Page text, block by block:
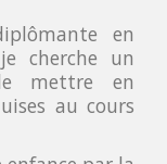
en
cherche un
mettre en
au cours